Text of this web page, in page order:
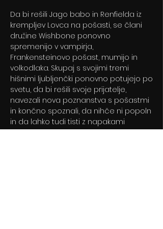
Da bi rešili Jago babo in Renfielda iz
krempljev Lovca na pošasti, se člani
družine Wishbone ponovno
spremenijo v vampirja,
Frankensteinovo pošast, mumijo in
volkodlaka. Skupaj s svojimi tremi
hišnimi ljubljenčki ponovno potujejo po
svetu, da bi rešili svoje prijatelje,
navezali nova poznanstva s pošastmi
in končno spoznali, da nihče ni popoln
in da lahko tudi tisti z napakami
najdejo srečo